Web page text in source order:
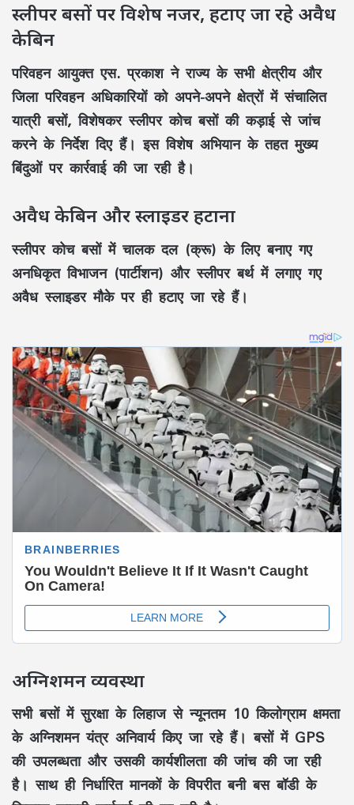
स्लीपर बसों पर विशेष नजर, हटाए जा रहे अवैध
केबिन
परिवहन आयुक्तएस. प्रकाशने राज्य के सभी क्षेत्रीय और
जिला परिवहन अधिकारियों को अपने-अपने क्षेत्रों में संचालित
यात्री बसों, विशेषकरस्लीपर कोच बसोंकी कड़ाई से जांच
करने के निर्देश दिए हैं। इस विशेष अभियान के तहत मुख्य
बिंदुओं पर कार्रवाई की जा रही है।
अवैध केबिन और स्लाइडर हटाना
स्लीपर कोच बसों में चालक दल (क्रू) के लिए बनाए गए
अनधिकृत विभाजन (पार्टीशन) और स्लीपर बर्थ में लगाए गए
अवैध स्लाइडरमौके पर ही हटाए जा रहे हैं।
अग्निशमन व्यवस्था
सभी बसों में सुरक्षा के लिहाज से न्यूनतम 10 किलोग्राम क्षमता
के अग्निशमन यंत्रअनिवार्य किए जा रहे हैं। बसों में GPS
की उपलब्धता और उसकी कार्यशीलताकी जांच की जा रही
है। साथ ही निर्धारित मानकों के विपरीत बनीबस बॉडीके